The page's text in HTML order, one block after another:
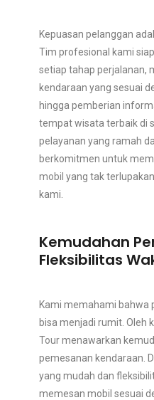
Kepuasan pelanggan
Tim profesional kami
setiap tahap perjalanan,
kendaraan yang sesuai
hingga pemberian
tempat wisata terbaik di
pelayanan yang ramah
berkomitmen untuk
mobil yang tak
kami.
Kemudahan
Fleksibilitas
Kami memahami bahwa
bisa menjadi rumit. Oleh
Tourmenawarkan
pemesanan kendaraan.
yang mudah dan
memesan mobil sesuai